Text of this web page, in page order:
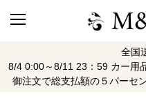
全国
8/4 0:00～8/11 23：59 カー用
御注文で総支払額の５パーセ